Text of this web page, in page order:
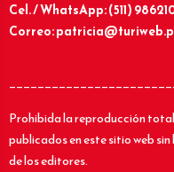
Cel. / WhatsApp: (511)
Correo:
Prohibida la reproducción
publicados en este sitio web
de los editores.